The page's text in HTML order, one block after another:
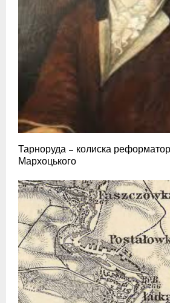
Тарноруда – колиска
Мархоцького